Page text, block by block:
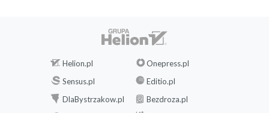
Helion.pl
Onepress.pl
Sensus.pl
Editio.pl
DlaBystrzakow.pl
Bezdroza.pl